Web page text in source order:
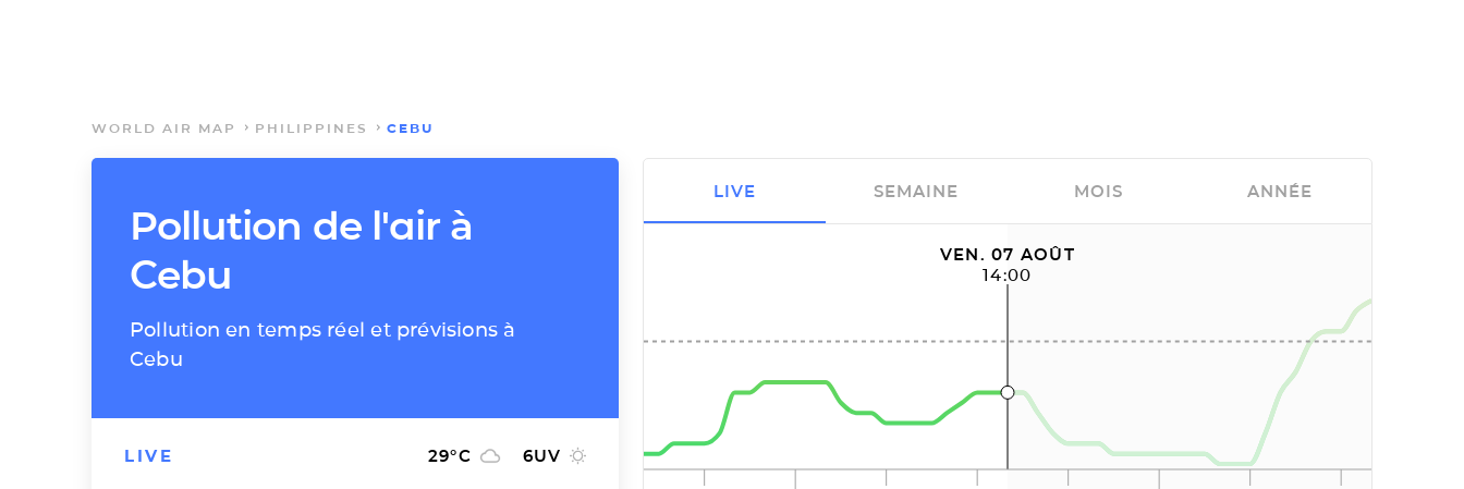
WORLD AIR MAP PHILIPPINES CEBU
Pollution de l'air à
Cebu
Pollution en temps réel et prévisions à
Cebu
LIVE 29°C 6UV
VEN. 07 AOÛT
14:00
LIVE SEMAINE MOIS ANNÉE